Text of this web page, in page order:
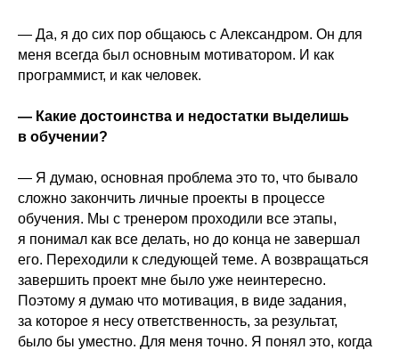
— Да, я до сих пор общаюсь с Александром. Он для
меня всегда был основным мотиватором. И как
программист, и как человек.
— Какие достоинства и недостатки выделишь
в обучении?
— Я думаю, основная проблема это то, что бывало
сложно закончить личные проекты в процессе
обучения. Мы с тренером проходили все этапы,
я понимал как все делать, но до конца не завершал
его. Переходили к следующей теме. А возвращаться
завершить проект мне было уже неинтересно.
Поэтому я думаю что мотивация, в виде задания,
за которое я несу ответственность, за результат,
было бы уместно. Для меня точно. Я понял это, когда